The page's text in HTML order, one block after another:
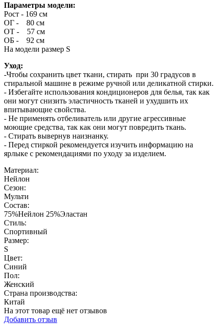
Параметры модели:
Рост - 169 см
ОГ - 80 см
ОТ - 57 см
ОБ - 92 см
На модели размер S
Уход:
-Чтобы сохранить цвет ткани, стирать при 30 градусов в
стиральной машине в режиме ручной или деликатной стирки.
- Избегайте использования кондиционеров для белья, так как
они могут снизить эластичность тканей и ухудшить их
впитывающие свойства.
- Не применять отбеливатель или другие агрессивные
моющие средства, так как они могут повредить ткань.
- Стирать вывернув наизнанку.
- Перед стиркой рекомендуется изучить информацию на
ярлыке с рекомендациями по уходу за изделием.
Материал:
Нейлон
Сезон:
Мульти
Состав:
75%Нейлон 25%Эластан
Стиль:
Спортивный
Размер:
S
Цвет:
Синий
Пол:
Женский
Страна производства:
Китай
На этот товар ещё нет отзывов
Добавить отзыв